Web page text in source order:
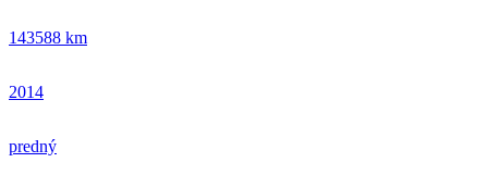
143588 km
2014
predný